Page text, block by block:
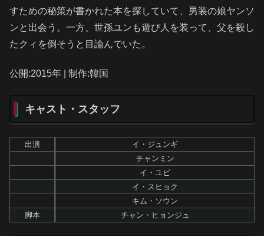
すための秘策が書かれた本を探していて、男装の娘ヤンソ
ンと出会う。一方、世孫ユンも遊び人を装って、父を殺し
たクィを倒そうと目論んでいた。
公開:2015年 | 制作:韓国
キャスト・スタッフ
出演
イ・ジュンギ
チャンミン
イ・ユビ
イ・スヒョク
キム・ソウン
脚本
チャン・ヒョンジュ